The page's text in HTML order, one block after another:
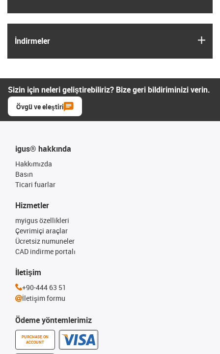
İndirmeler
Sizin için neleri geliştirebiliriz? Bize geri bildiriminizi verin.
Övgü ve eleştiri
igus® hakkında
Hakkımızda
Basın
Ticari fuarlar
Ödeme yöntemlerimiz
PURCHASE ON
ACCOUNT
Hizmetler
myigus özellikleri
Çevrimiçi araçlar
Ücretsiz numuneler
CAD indirme portalı
İletişim
+90-444 63 51
İletişim formu